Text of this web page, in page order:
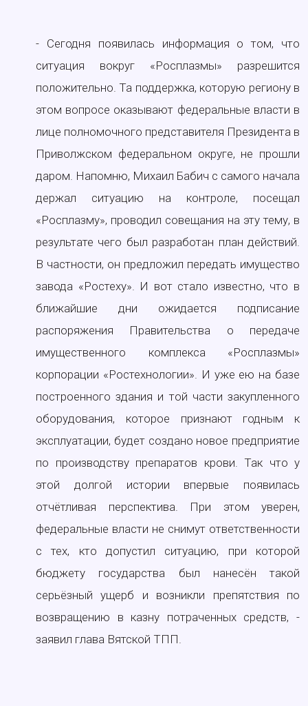
- Сегодня появилась информация о том, что
ситуация вокруг «Росплазмы» разрешится
положительно. Та поддержка, которую региону в
этом вопросе оказывают федеральные власти в
лице полномочного представителя Президента в
Приволжском федеральном округе, не прошли
даром. Напомню, Михаил Бабич с самого начала
держал ситуацию на контроле, посещал
«Росплазму», проводил совещания на эту тему, в
результате чего был разработан план действий.
В частности, он предложил передать имущество
завода «Ростеху». И вот стало известно, что в
ближайшие дни ожидается подписание
распоряжения Правительства о передаче
имущественного комплекса «Росплазмы»
корпорации «Ростехнологии». И уже ею на базе
построенного здания и той части закупленного
оборудования, которое признают годным к
эксплуатации, будет создано новое предприятие
по производству препаратов крови. Так что у
этой долгой истории впервые появилась
отчётливая перспектива. При этом уверен,
федеральные власти не снимут ответственности
с тех, кто допустил ситуацию, при которой
бюджету государства был нанесён такой
серьёзный ущерб и возникли препятствия по
возвращению в казну потраченных средств, -
заявил глава Вятской ТПП.